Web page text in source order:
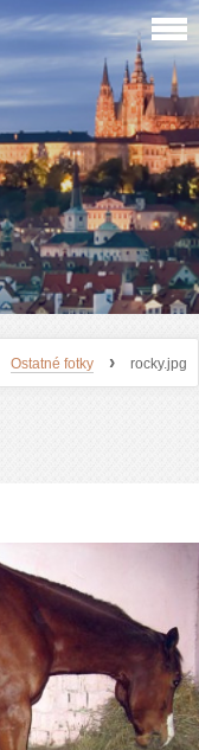
Ostatné fotky › rocky.jpg